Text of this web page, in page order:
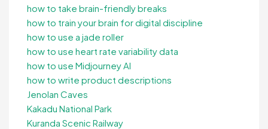
how to take brain-friendly breaks
how to train your brain for digital discipline
how to use a jade roller
how to use heart rate variability data
how to use Midjourney AI
how to write product descriptions
Jenolan Caves
Kakadu National Park
Kuranda Scenic Railway